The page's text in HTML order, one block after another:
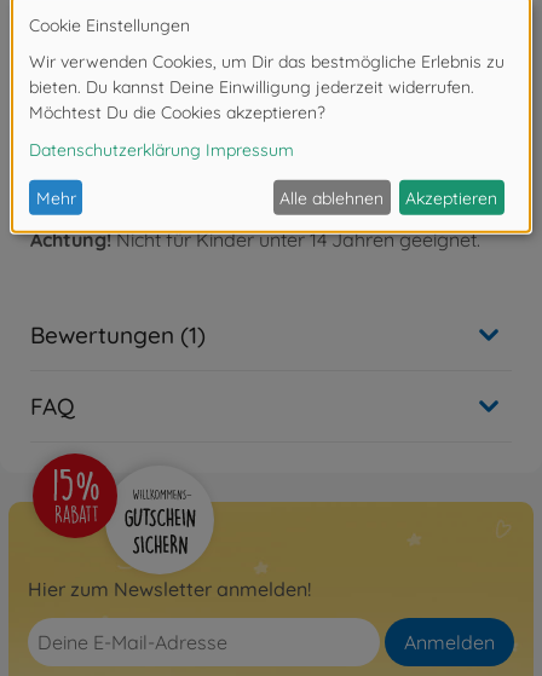
Zusetzverhalten. Flexibles und reißfestes Papier.
Hochflexibler und reißfester Schleifschwamm. Sehr
gute Anpassung beim Schleifen von Konturen und
Rundungen.
Packungsinhalt 1 Stück (114x140mm)
Achtung!Nicht für Kinder unter 14 Jahren geeignet.
Bewertungen (1)
FAQ
Hier zum Newsletter anmelden!
Anmelden